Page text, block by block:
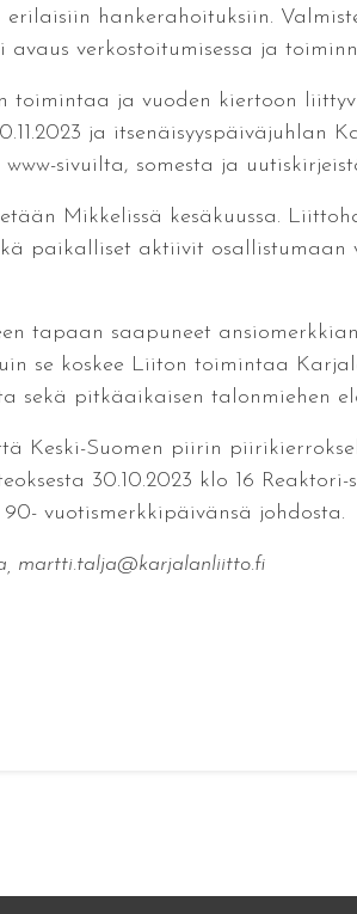
hankerahoituksiin.
verkostoitumisessa ja
toimintaa ja vuoden kiertoon
ja itsenäisyyspäiväjuhlan
sivuilta, somesta ja
Mikkelissä kesäkuussa.
paikalliset aktiivit
tapaan saapuneet
se koskee Liiton toimintaa
sekä pitkäaikaisen talonmiehen
Keski-Suomen piirin
30.10.2023 klo 16
vuotismerkkipäivänsä johdosta.
martti.talja@karjalanliitto.fi